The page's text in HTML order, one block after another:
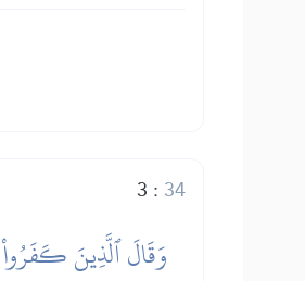
3 : 34
وَقَالَ ٱلَّذِينَ